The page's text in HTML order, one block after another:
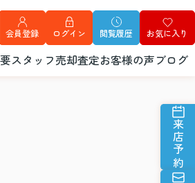
会員登録 ログイン 閲覧履歴 お気に入り
スタッフ売却査定お客様の声ブログ
来店予約